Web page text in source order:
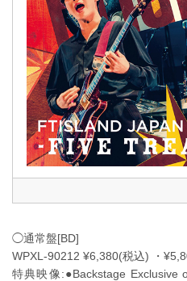
◯通常盤[BD]
WPXL-90212 ¥6,380(税込) ・
特典映像:●Backstage